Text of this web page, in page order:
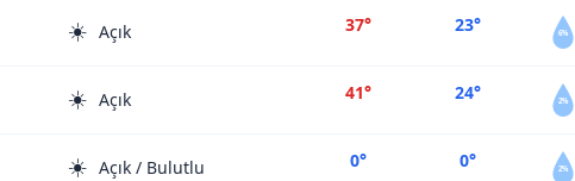
☀️ Açık 37° 23° 6%
☀️ Açık 41° 24° 2%
☀️ Açık / Bulutlu 0° 0° 2%